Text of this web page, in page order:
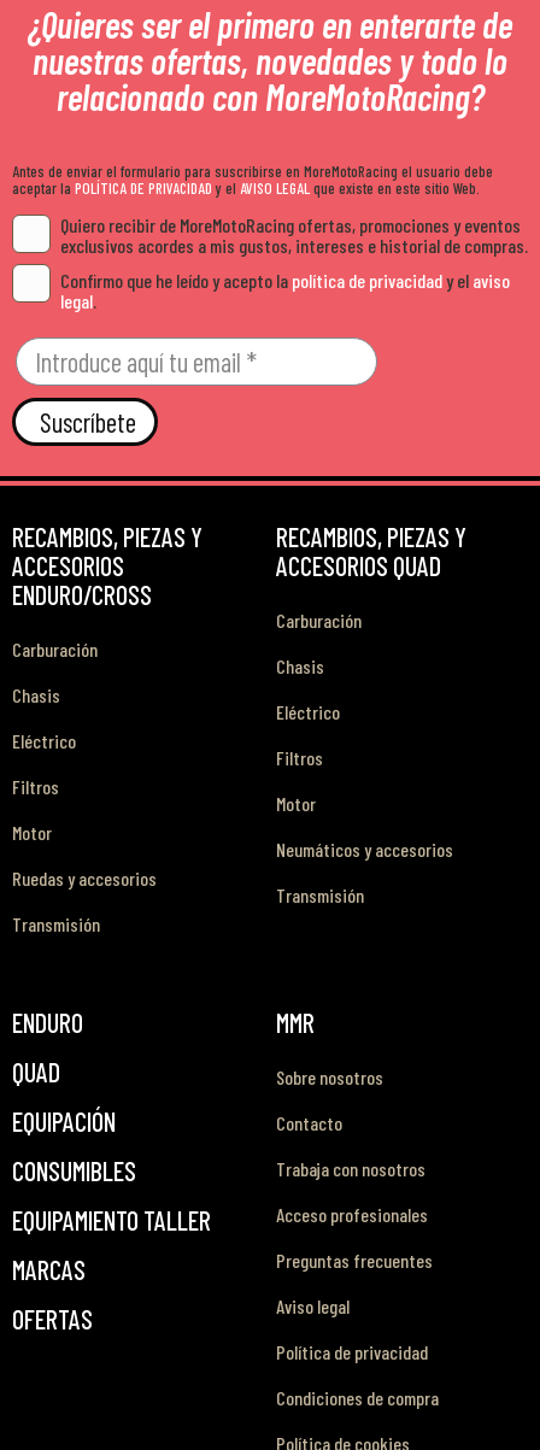
¿Quieres ser el primero en enterarte de
nuestras ofertas, novedades y todo lo
relacionado con MoreMotoRacing?
Antes de enviar el formulario para suscribirse en MoreMotoRacing el usuario debe
aceptar la POLÍTICA DE PRIVACIDADy el AVISO LEGALque existe en este sitio Web.
Quiero recibir de MoreMotoRacing ofertas, promociones y eventos
exclusivos acordes a mis gustos, intereses e historial de compras.
Confirmo que he leído y acepto la política de privacidady el aviso
legal
Suscríbete
RECAMBIOS, PIEZAS Y
ACCESORIOS
ENDURO/CROSS
Carburación
Chasis
Eléctrico
Filtros
Motor
Ruedas y accesorios
Transmisión
RECAMBIOS, PIEZAS Y
ACCESORIOS QUAD
Carburación
Chasis
Eléctrico
Filtros
Motor
Neumáticos y accesorios
Transmisión
ENDURO
QUAD
EQUIPACIÓN
CONSUMIBLES
EQUIPAMIENTO TALLER
MARCAS
OFERTAS
MMR
Sobre nosotros
Contacto
Trabaja con nosotros
Acceso profesionales
Preguntas frecuentes
Aviso legal
Política de privacidad
Condiciones de compra
Política de cookies